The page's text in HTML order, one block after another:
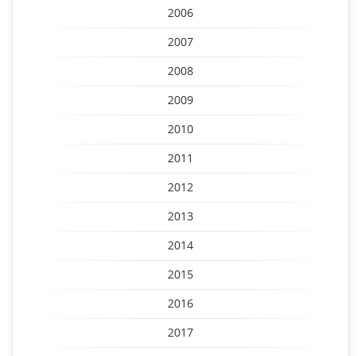
2006
2007
2008
2009
2010
2011
2012
2013
2014
2015
2016
2017